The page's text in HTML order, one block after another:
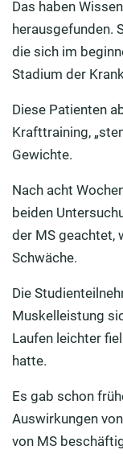
Das haben
herausgefunden.
die sich im
Stadium der
Diese Patienten
Krafttraining,
Gewichte.
Nach acht
beiden
der MS geachtet,
Schwäche.
Die
Muskelleistung
Laufen leichter
hatte.
Es gab schon
Auswirkungen
von MS